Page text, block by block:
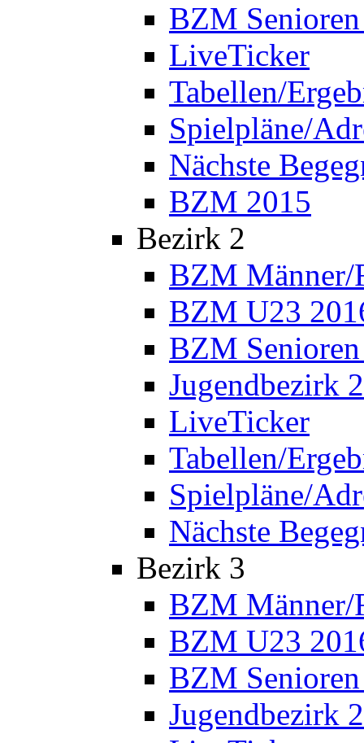
BZM
LiveTicker
Tabellen/
Spielpläne/
Nächste
BZM 2015
Bezirk 2
BZM Männer/
BZM U23
BZM
Jugendbezirk
LiveTicker
Tabellen/
Spielpläne/
Nächste
Bezirk 3
BZM Männer/
BZM U23
BZM
Jugendbezirk